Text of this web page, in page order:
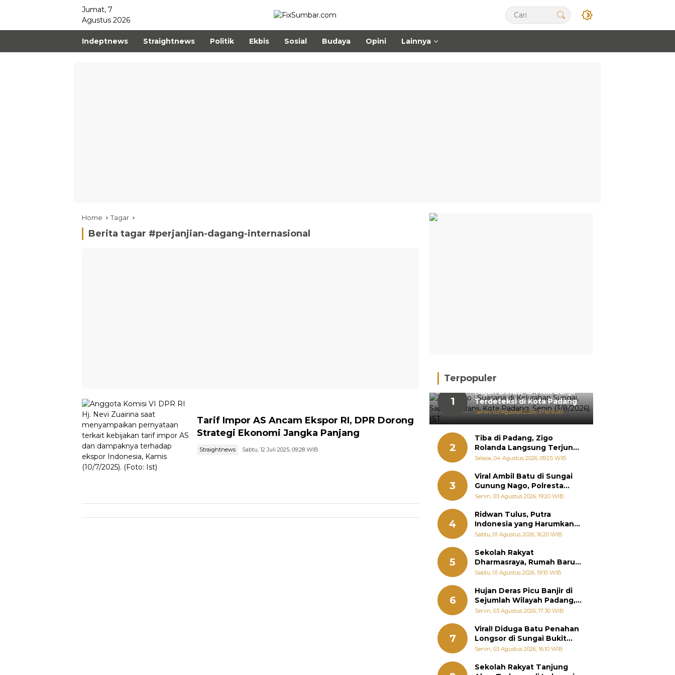
Jumat, 7
Agustus 2026
Indeptnews Straightnews Politik Ekbis Sosial Budaya Opini Lainnya
Home Tagar
Berita tagar #perjanjian-dagang-internasional
Tarif Impor AS Ancam Ekspor RI, DPR Dorong
Strategi Ekonomi Jangka Panjang
Straightnews Sabtu, 12 Juli 2025, 09:28 WIB
Terpopuler
1
Hujan Deras, 15 Titik Banjir
Terdeteksi di Kota Padang
Senin, 03 Agustus 2026, 17:10 WIB
2
Tiba di Padang, Zigo
Rolanda Langsung Terjun
Bantu Warga Terdampak
Selasa, 04 Agustus 2026, 09:25 WIB
3
Viral Ambil Batu di Sungai
Gunung Nago, Polresta
Padang Ungkap Fakta
Senin, 03 Agustus 2026, 19:20 WIB
4
Ridwan Tulus, Putra
Indonesia yang Harumkan
Nama Bangsa hingga
Jepang
Sabtu, 01 Agustus 2026, 16:20 WIB
5
Sekolah Rakyat
Dharmasraya, Rumah Baru
268 Anak Menggapai Mimpi
Kemiskinan
Sabtu, 01 Agustus 2026, 19:10 WIB
6
Hujan Deras Picu Banjir di
Sejumlah Wilayah Padang,
Fadly Amran Perintahkan
Senin, 03 Agustus 2026, 17:30 WIB
7
Viral! Diduga Batu Penahan
Longsor di Sungai Bukit
Nago Padang Diambil, Warga
Senin, 03 Agustus 2026, 16:10 WIB
Sekolah Rakyat Tanjung